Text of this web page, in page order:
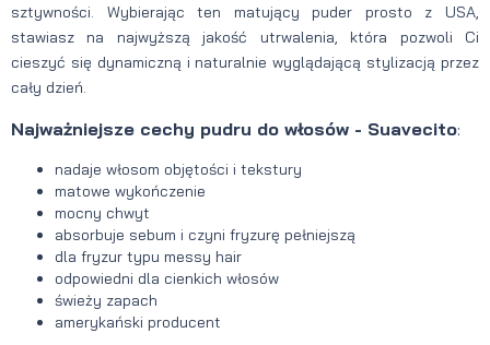
sztywności. Wybierając ten matujący puder prosto z USA,
stawiasz na najwyższą jakość utrwalenia, która pozwoli Ci
cieszyć się dynamiczną i naturalnie wyglądającą stylizacją przez
cały dzień.
Najważniejsze cechy pudru do włosów - Suavecito:
nadaje włosom objętości i tekstury
matowe wykończenie
mocny chwyt
absorbuje sebum i czyni fryzurę pełniejszą
dla fryzur typu messy hair
odpowiedni dla cienkich włosów
świeży zapach
amerykański producent